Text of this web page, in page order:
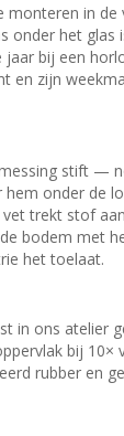
in
het
bij een
zijn
stift —
onder de
trekt stof
bodem met
het toelaat.
in ons
bij 10×
rubber en